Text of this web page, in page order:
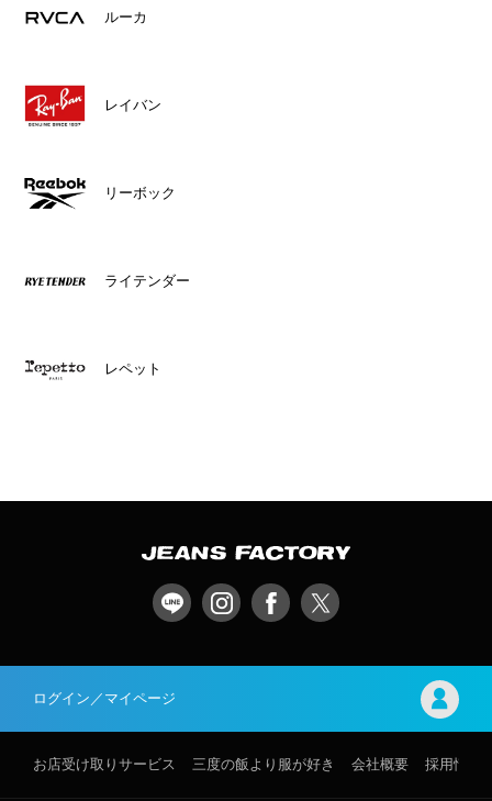
ルーカ
レイバン
リーボック
ライテンダー
レペット
ログイン／マイページ
お店受け取りサービス 三度の飯より服が好き 会社概要 採用情報